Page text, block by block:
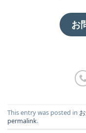
お
This entry was posted in
permalink.